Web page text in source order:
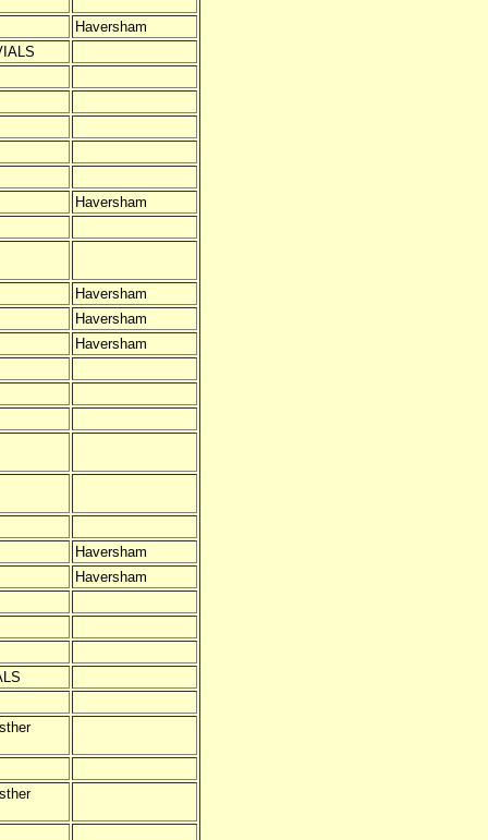
Haversham
Haversham
Haversham
Haversham
Haversham
Haversham
Haversham